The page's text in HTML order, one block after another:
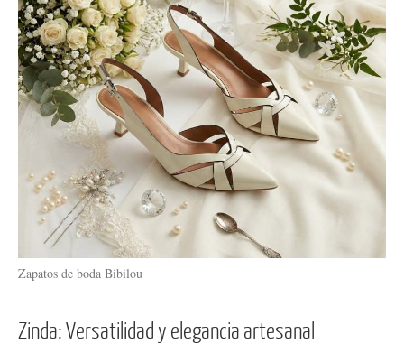
Zapatos de boda Bibilou
Zinda: Versatilidad y elegancia artesanal